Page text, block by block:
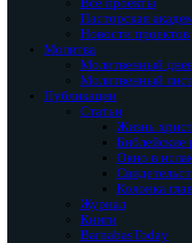
Пасторская
Новости проектов
Молитва
Молитвенный
Молитвенный
Публикации
Статьи
Жизнь
Окно в
Колонка
Журнал
Книги
BarnabasToday